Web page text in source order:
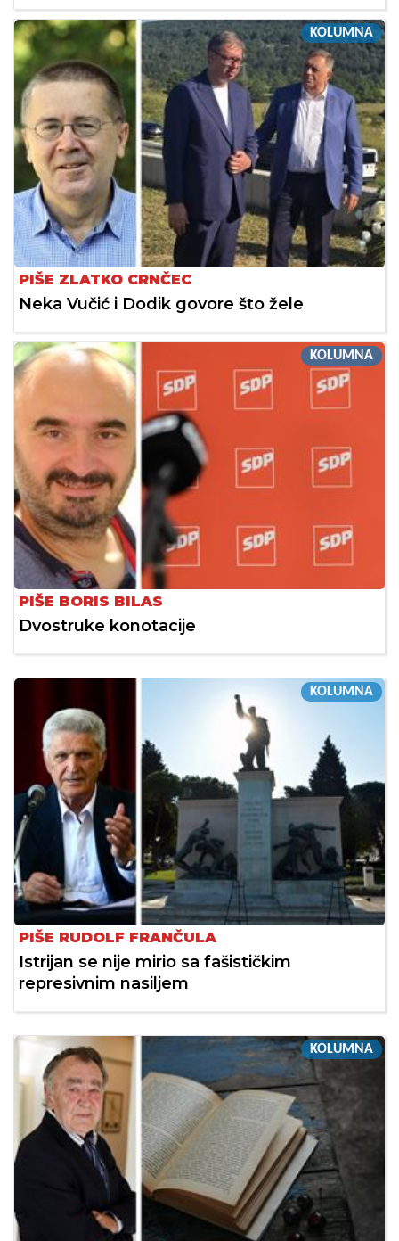
KOLUMNA
PIŠE ZLATKO CRNČEC
Neka Vučić i Dodik govore što žele
KOLUMNA
PIŠE BORIS BILAS
Dvostruke konotacije
KOLUMNA
PIŠE RUDOLF FRANČULA
Istrijan se nije mirio sa fašističkim
represivnim nasiljem
KOLUMNA